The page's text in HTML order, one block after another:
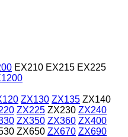
EX210 EX215 EX225
ZX130 ZX135 ZX140
ZX225 ZX230 ZX240
ZX350 ZX360 ZX400
ZX650 ZX670 ZX690